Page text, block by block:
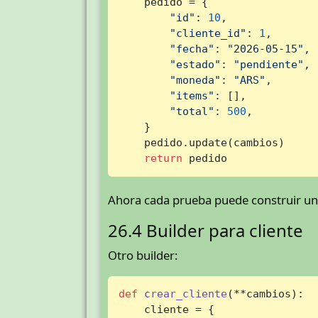
"id" : 10 ,
"cliente_id" : 1 ,
"fecha" : "2026-05-15" ,
"estado" : "pendiente" ,
"moneda" : "ARS" ,
"items" : [],
"total" : 500 ,
    }
    pedido.update(cambios)
return pedido
Ahora cada prueba puede construir
26.4 Builder para cliente
Otro builder:
def crear_cliente(**cambios):
    cliente = {